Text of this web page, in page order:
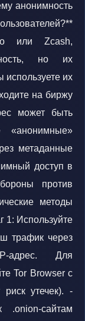
анонимность
или Zcash,
но их
используете их
на биржу
может быть
метаданные
доступ в
против
методы
1: Используйте
трафик через
адрес. Для
Tor Browser с
утечек). -
сайтам